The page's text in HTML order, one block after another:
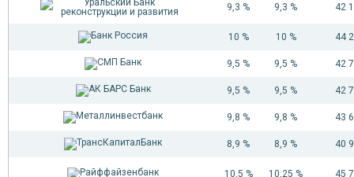
9,3 % 9,3 % 42
10 % 10 % 44
9,5 % 9,5 % 42
9,5 % 9,5 % 42
9,8 % 9,8 % 43
8,9 % 8,9 % 40
10,5 % 10,25 % 45